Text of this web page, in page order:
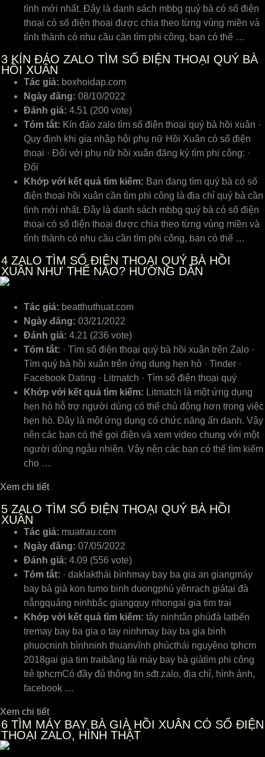
tình mới nhất. Đây là danh sách mbbg quý bà có số điện
thoại có số điện thoại được chia theo từng vùng miền và
tỉnh thành có nhu cầu cần tìm phi công, bạn có thể …
3 KÍN ĐÁO ZALO TÌM SỐ ĐIỆN THOẠI QUÝ BÀ
HỒI XUÂN
Tác giả: boxhoidap.com
Ngày đăng: 08/10/2022
Đánh giá: 4.51 (200 vote)
Tóm tắt: Kín đáo zalo tìm số điện thoại quý bà hồi xuân ·
Quy định khi gia nhập hội phụ nữ Hồi Xuân có số điện
thoại · Đối với phụ nữ hồi xuân đăng ký tìm phi công: ·
Đối
Khớp với kết quả tìm kiếm: Bạn đang tìm quý bà có số
điện thoại hồi xuân cần tìm phi công là địa chỉ quý bà cần
tình mới nhất. Đây là danh sách mbbg quý bà có số điện
thoại có số điện thoại được chia theo từng vùng miền và
tỉnh thành có nhu cầu cần tìm phi công, bạn có thể …
4 ZALO TÌM SỐ ĐIỆN THOẠI QUÝ BÀ HỒI
XUÂN NHƯ THẾ NÀO? HƯỚNG DẪN
Tác giả: beatthuthuat.com
Ngày đăng: 03/21/2022
Đánh giá: 4.21 (236 vote)
Tóm tắt: · Tìm số điện thoại quý bà hồi xuân trên Zalo ·
Tìm quý bà hồi xuân trên ứng dụng hẹn hò · Tinder ·
Facebook Dating · Litmatch · Tìm số điện thoại quý
Khớp với kết quả tìm kiếm: Litmatch là một ứng dụng
hẹn hò hỗ trợ người dùng có thể chủ động hơn trong việc
hẹn hò. Đây là một ứng dụng có chức năng ẩn danh. Vậy
nên các bạn có thể gọi điện và xem video chung với một
người dùng ngẫu nhiên. Vậy nên các bạn có thể tìm kiếm
cho …
Xem chi tiết
5 ZALO TÌM SỐ ĐIỆN THOẠI QUÝ BÀ HỒI
XUÂN
Tác giả: muatrau.com
Ngày đăng: 07/05/2022
Đánh giá: 4.09 (556 vote)
Tóm tắt: · daklakthái bìnhmay bay ba gia an giangmáy
bay bà già kon tumo binh duongphú yênrạch giátại đà
nẵngquảng ninhbắc giangquy nhongai gia tim trai
Khớp với kết quả tìm kiếm: tây ninhtân phúđà lạtbến
tremay bay ba gia o tay ninhmay bay ba gia binh
phuocninh bìnhninh thuanvĩnh phúcthái nguyêno tphcm
2018gai gia tim traibằng lái máy bay bà giàtìm phi công
trẻ tphcmCó đầy đủ thông tin sđt zalo, địa chỉ, hình ảnh,
facebook …
Xem chi tiết
6 TÌM MÁY BAY BÀ GIÀ HỒI XUÂN CÓ SỐ ĐIỆN
THOẠI ZALO, HÌNH THẬT